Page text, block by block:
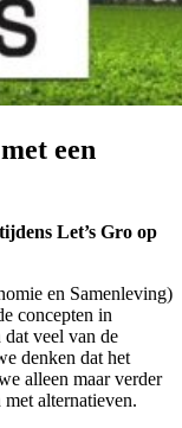
een
Let’s Gro op
en Samenleving)
concepten in
veel van de
denken dat het
alleen maar verder
alternatieven.